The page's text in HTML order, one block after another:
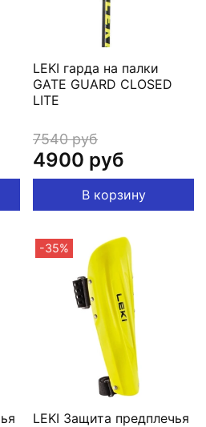
LEKI гарда на палки
GATE GUARD CLOSED
LITE
7540 руб
4900 руб
В корзину
-35%
LEKI Защита предплечья